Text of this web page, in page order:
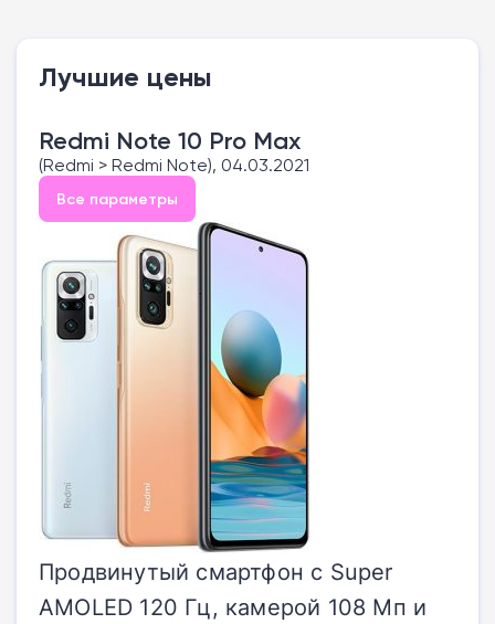
Лучшие цены
Redmi Note 10 Pro Max
(Redmi > Redmi Note), 04.03.2021
Все параметры
Продвинутый смартфон с Super
AMOLED 120 Гц, камерой 108 Мп и